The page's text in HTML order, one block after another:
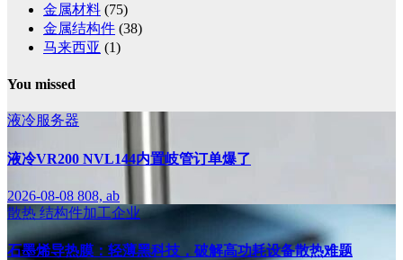
金属材料 (75)
金属结构件 (38)
马来西亚 (1)
You missed
液冷服务器
液冷VR200 NVL144内置岐管订单爆了
2026-08-08 808, ab
散热 结构件加工企业
石墨烯导热膜：轻薄黑科技，破解高功耗设备散热难题